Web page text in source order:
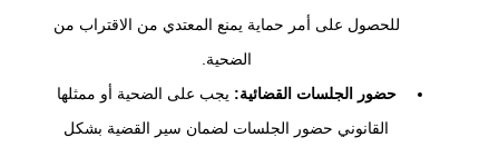
للحصول على أمر حماية يمنع المعتدي من الاقتراب من
الضحية.
حضور الجلسات القضائية: يجب على الضحية أو ممثلها
القانوني حضور الجلسات لضمان سير القضية بشكل